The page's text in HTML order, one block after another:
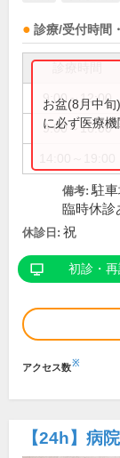
診療/受付時間
9:00～12:00
9:00～16:00
お盆(8月中
に必ず医療機
備考: 駐車
臨時休診
休診日: 祝
初診・
アクセス数※
【24h】 病